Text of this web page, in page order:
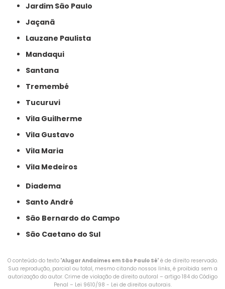
Jardim São Paulo
Jaçanã
Lauzane Paulista
Mandaqui
Santana
Tremembé
Tucuruvi
Vila Guilherme
Vila Gustavo
Vila Maria
Vila Medeiros
Diadema
Santo André
São Bernardo do Campo
São Caetano do Sul
O conteúdo do texto "Alugar Andaimes em São Paulo Sé" é de direito reservado.
Sua reprodução, parcial ou total, mesmo citando nossos links, é proibida sem a
autorização do autor. Crime de violação de direito autoral – artigo 184 do Código
Penal – Lei 9610/98 - Lei de direitos autorais.